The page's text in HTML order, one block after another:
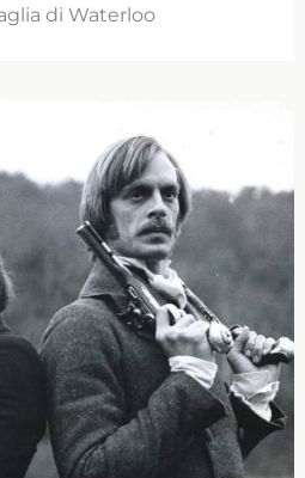
di Waterloo